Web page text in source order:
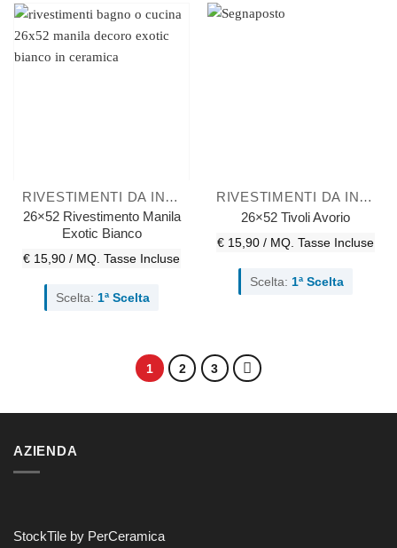
RIVESTIMENTI DA INTERNO
26×52 Rivestimento Manila
Exotic Bianco
€ 15,90 / MQ. Tasse Incluse
Scelta: 1ª Scelta
RIVESTIMENTI DA INTERNO
26×52 Tivoli Avorio
€ 15,90 / MQ. Tasse Incluse
Scelta: 1ª Scelta
1 2 3
AZIENDA
StockTile by PerCeramica